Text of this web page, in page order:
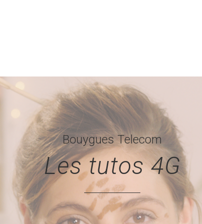
Bouygues Telecom
Les tutos 4G